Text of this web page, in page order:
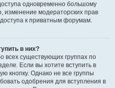
одновременно большому
изменение модераторских прав
к приватным форумам.
в них?
существующих группах по
Если вы хотите вступить в
кнопку. Однако не все группы
одобрения для вступления в